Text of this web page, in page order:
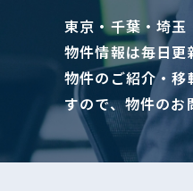
東京・千葉・埼
物件情報は毎日
物件のご紹介・
すので、物件の